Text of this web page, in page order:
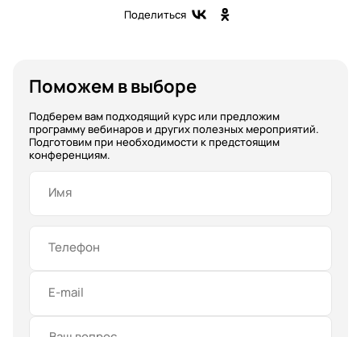
Поделиться
Поможем в выборе
Подберем вам подходящий курс или предложим
программу вебинаров и других полезных мероприятий.
Подготовим при необходимости к предстоящим
конференциям.
Имя
Телефон
E-mail